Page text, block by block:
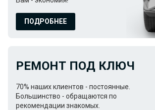
ПОДРОБНЕЕ
РЕМОНТ ПОД КЛЮЧ
70% наших клиентов - постоянные.
Большинство - обращаются по
рекомендации знакомых.